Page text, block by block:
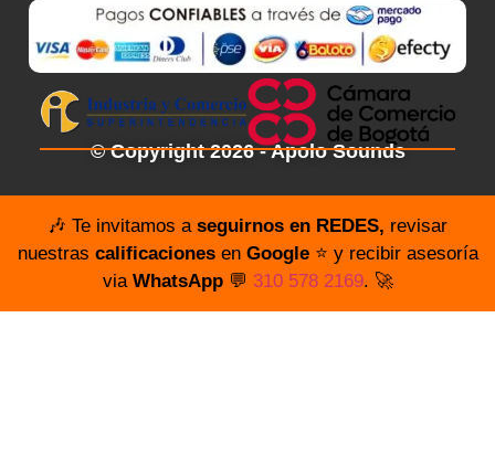
© Copyright 2026 - Apolo Sounds
🎶 Te invitamos a seguirnos en REDES, revisar
nuestras calificacionesen Google⭐️ y recibir asesoría
via WhatsApp💬 310 578 2169. 🚀